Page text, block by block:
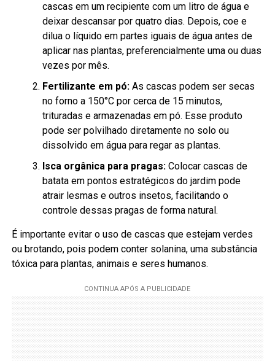
cascas em um recipiente com um litro de água e
deixar descansar por quatro dias. Depois, coe e
dilua o líquido em partes iguais de água antes de
aplicar nas plantas, preferencialmente uma ou duas
vezes por mês.
Fertilizante em pó:As cascas podem ser secas
no forno a 150°C por cerca de 15 minutos,
trituradas e armazenadas em pó. Esse produto
pode ser polvilhado diretamente no solo ou
dissolvido em água para regar as plantas.
Isca orgânica para pragas:Colocar cascas de
batata em pontos estratégicos do jardim pode
atrair lesmas e outros insetos, facilitando o
controle dessas pragas de forma natural.
É importante evitar o uso de cascas que estejam verdes
ou brotando, pois podem conter solanina, uma substância
tóxica para plantas, animais e seres humanos.